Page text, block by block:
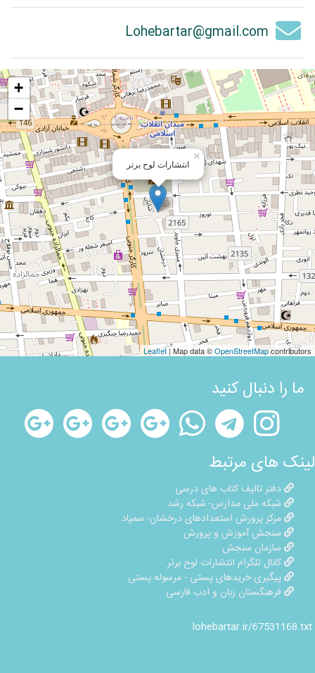
Lohebartar@gmail.com
انتشارات لوح برتر
×
+
−
Leaflet| Map data ©OpenStreetMapcontributors
ما را دنبال کنید
لینک های مرتبط
دفتر تالیف کتاب های درسی
شبکه ملی مدارس- شبکه رشد
مرکز پرورش استعدادهای درخشان- سمپاد
سنجش آموزش و پرورش
سازمان سنجش
کانال تلگرام انتشارات لوح برتر
پیگیری خریدهای پستی - مرسوله پستی
فرهنگستان زبان و ادب فارسی
lohebartar.ir/67531168.txt